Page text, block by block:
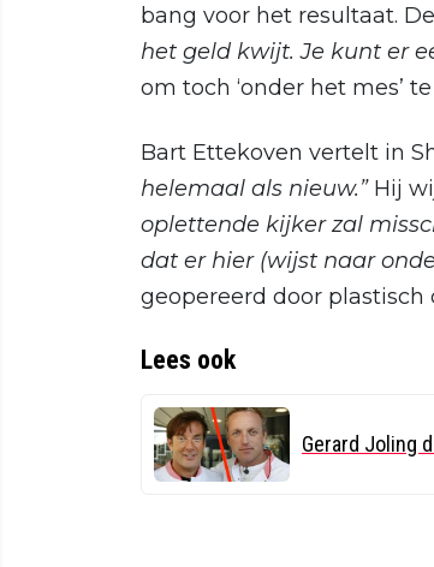
bang voor het resultaat.
het geld kwijt. Je kunt er
om toch ‘onder het mes’
Bart Ettekoven vertelt in
helemaal als nieuw.” Hij
oplettende kijker zal
dat er hier (wijst naar
geopereerd door
Lees ook
Gerard Joling